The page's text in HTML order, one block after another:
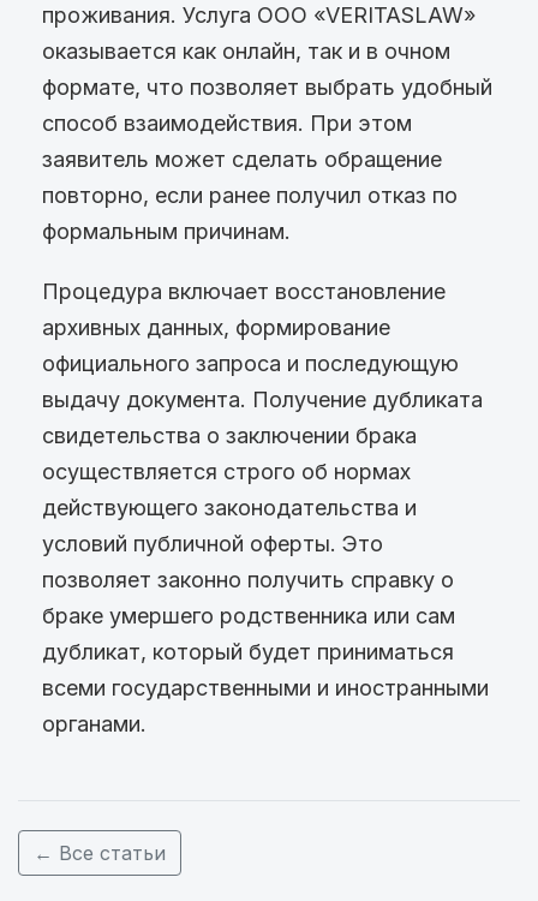
проживания. Услуга ООО «VERITASLAW»
оказывается как онлайн, так и в очном
формате, что позволяет выбрать удобный
способ взаимодействия. При этом
заявитель может сделать обращение
повторно, если ранее получил отказ по
формальным причинам.
Процедура включает восстановление
архивных данных, формирование
официального запроса и последующую
выдачу документа. Получение дубликата
свидетельства о заключении брака
осуществляется строго об нормах
действующего законодательства и
условий публичной оферты. Это
позволяет законно получить справку о
браке умершего родственника или сам
дубликат, который будет приниматься
всеми государственными и иностранными
органами.
← Все статьи